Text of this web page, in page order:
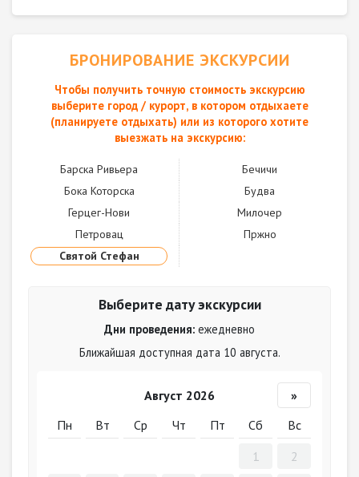
БРОНИРОВАНИЕ ЭКСКУРСИИ
Чтобы получить точную стоимость экскурсию
выберите город / курорт, в котором отдыхаете
(планируете отдыхать) или из которого хотите
выезжать на экскурсию:
Барска Ривьера
Бечичи
Бока Которска
Будва
Герцег-Нови
Милочер
Петровац
Пржно
Святой Стефан
Выберите дату экскурсии
Дни проведения: ежедневно
Ближайшая доступная дата 10 августа.
Август 2026
»
Пн
Вт Ср Чт Пт Сб
Вс
1
2